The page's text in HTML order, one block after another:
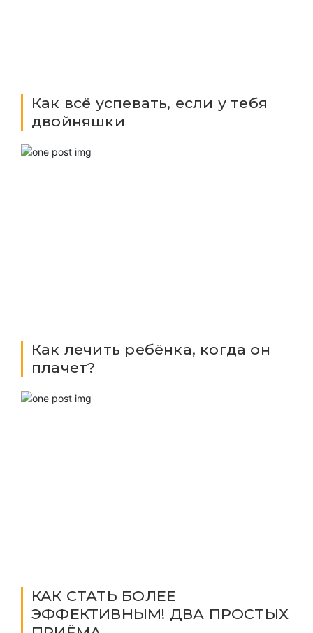
Как всё успевать, если у тебя
двойняшки
Как лечить ребёнка, когда он
плачет?
КАК СТАТЬ БОЛЕЕ
ЭФФЕКТИВНЫМ! ДВА ПРОСТЫХ